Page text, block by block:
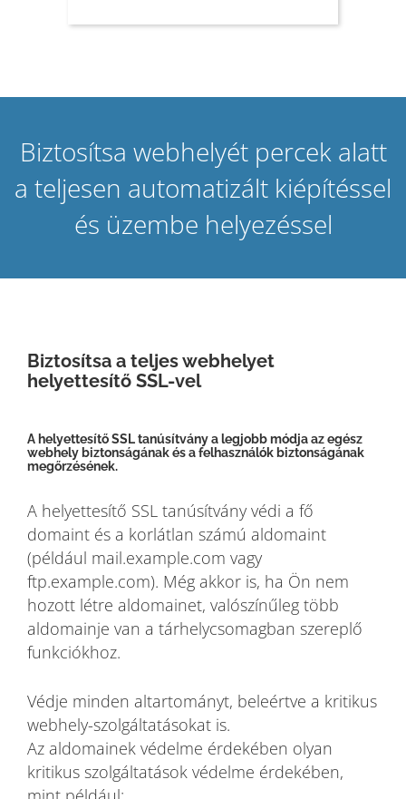
Biztosítsa webhelyét percek alatt
a teljesen automatizált kiépítéssel
és üzembe helyezéssel
Biztosítsa a teljes webhelyet
helyettesítő SSL-vel
A helyettesítő SSL tanúsítvány a legjobb módja az egész
webhely biztonságának és a felhasználók biztonságának
megőrzésének.
A helyettesítő SSL tanúsítvány védi a fő
domaint és a korlátlan számú aldomaint
(például mail.example.com vagy
ftp.example.com). Még akkor is, ha Ön nem
hozott létre aldomainet, valószínűleg több
aldomainje van a tárhelycsomagban szereplő
funkciókhoz.
Védje minden altartományt, beleértve a kritikus
webhely-szolgáltatásokat is.
Az aldomainek védelme érdekében olyan
kritikus szolgáltatások védelme érdekében,